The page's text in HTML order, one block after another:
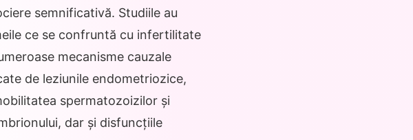
semnificativă. Studiile au
ce se confruntă cu infertilitate
mecanisme cauzale
de leziunile endometriozice,
spermatozoizilor și
dar și disfuncțiile